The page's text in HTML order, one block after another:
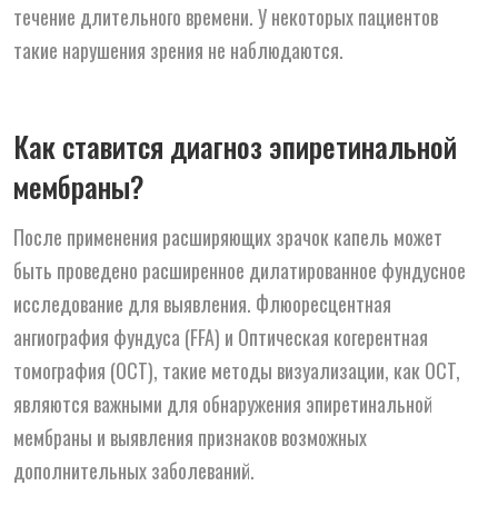
течение длительного времени. У некоторых пациентов
такие нарушения зрения не наблюдаются.
Как ставится диагноз эпиретинальной
мембраны?
После применения расширяющих зрачок капель может
быть проведено расширенное дилатированное фундусное
исследование для выявления. Флюоресцентная
ангиография фундуса (FFA) и Оптическая когерентная
томография (OCT), такие методы визуализации, как OCT,
являются важными для обнаружения эпиретинальной
мембраны и выявления признаков возможных
дополнительных заболеваний.